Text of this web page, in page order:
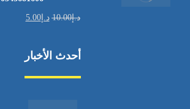
د.إ10.00 د.إ5.00
أحدث الأخبار